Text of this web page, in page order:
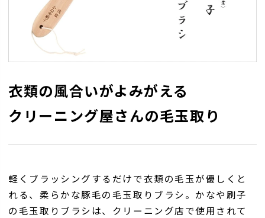
衣類の風合いがよみがえる
クリーニング屋さんの毛玉取り
軽くブラッシングするだけで衣類の毛玉が優しくと
れる、柔らかな豚毛の毛玉取りブラシ。かなや刷子
の毛玉取りブラシは、クリーニング店で使用されて